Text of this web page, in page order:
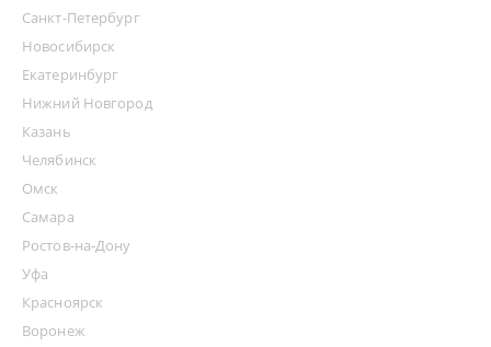
Санкт-Петербург
Новосибирск
Екатеринбург
Нижний Новгород
Казань
Челябинск
Омск
Самара
Ростов-на-Дону
Уфа
Красноярск
Воронеж